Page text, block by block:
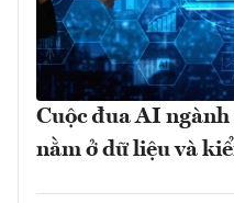
Cuộc đua AI
nằm ở dữ liệu và